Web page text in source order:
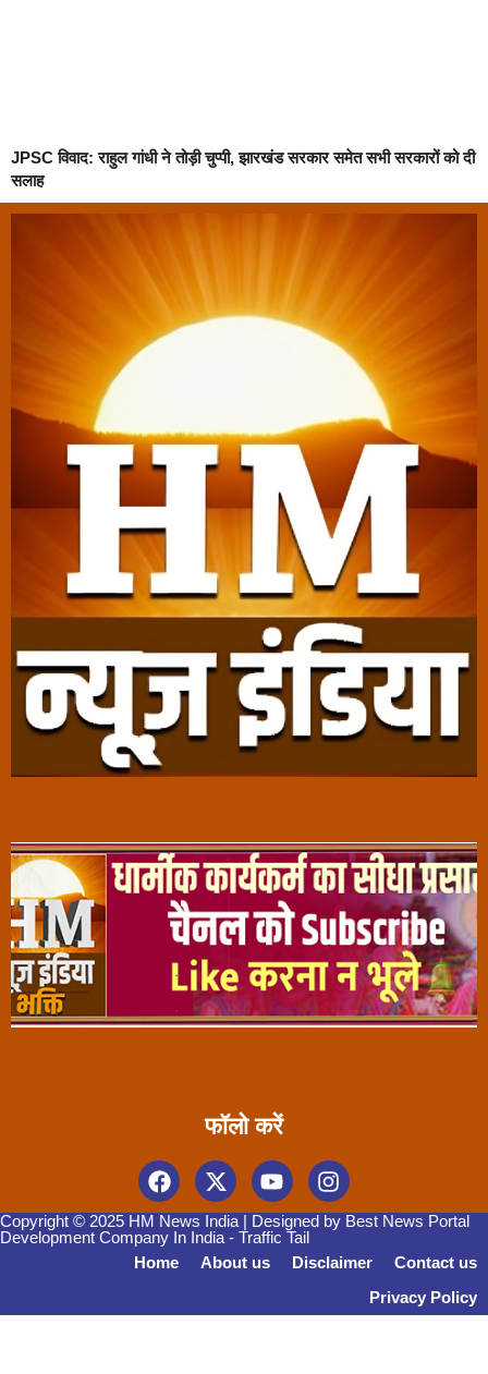
JPSC विवाद: राहुल गांधी ने तोड़ी चुप्पी, झारखंड सरकार समेत सभी सरकारों को दी
सलाह
फॉलो करें
Copyright © 2025 HM News India | Designed by Best News Portal
Development Company In India - Traffic Tail
Home
About us Disclaimer
Contact us
Privacy Policy